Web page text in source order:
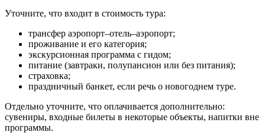
Уточните, что входит в стоимость тура:
трансфер аэропорт–отель–аэропорт;
проживание и его категория;
экскурсионная программа с гидом;
питание (завтраки, полупансион или без питания);
страховка;
праздничный банкет, если речь о новогоднем туре.
Отдельно уточните, что оплачивается дополнительно:
сувениры, входные билеты в некоторые объекты, напитки вне
программы.